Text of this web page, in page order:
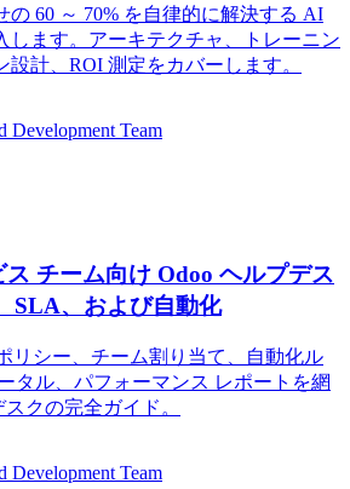
の 60 ～ 70% を自律的に解決する AI
します。アーキテクチャ、トレーニン
計、ROI 測定をカバーします。
Development Team
チーム向け Odoo ヘルプデス
SLA、および自動化
リシー、チーム割り当て、自動化ル
タル、パフォーマンス レポートを網
クの完全ガイド。
Development Team